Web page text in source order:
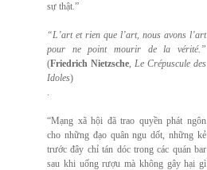
sự thật.”
“L’art et rien que l’art, nous avons l’art
pour ne point mourir de la vérité.”
(Friedrich Nietzsche, Le Crépuscule des
Idoles)
.
“Mạng xã hội đã trao quyền phát ngôn
cho những đạo quân ngu dốt, những kẻ
trước đây chỉ tán dóc trong các quán bar
sau khi uống rượu mà không gây hại gì